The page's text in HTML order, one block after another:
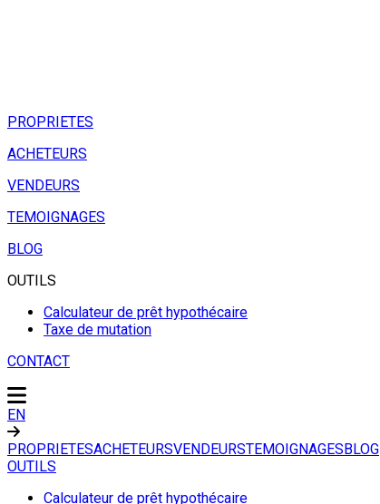
PROPRIETES
ACHETEURS
VENDEURS
TEMOIGNAGES
BLOG
OUTILS
Calculateur de prêt hypothécaire
Taxe de mutation
CONTACT
EN
PROPRIETESACHETEURSVENDEURSTEMOIGNAGESBLOG
OUTILS
Calculateur de prêt hypothécaire